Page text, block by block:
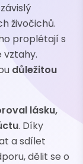
živočichů.
proplétají s
vztahy.
důležitou
lásku,
. Díky
a sdílet
dělit se o